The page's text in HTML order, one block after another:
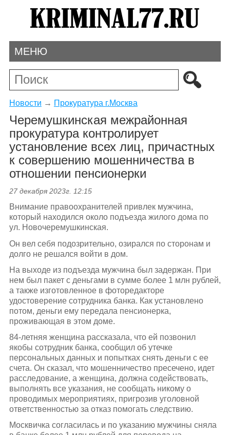
МЕНЮ
Новости → Прокуратура г.Москва
Черемушкинская межрайонная
прокуратура контролирует
установление всех лиц, причастных
к совершению мошенничества в
отношении пенсионерки
27 декабря 2023г. 12:15
Внимание правоохранителей привлек мужчина,
который находился около подъезда жилого дома по
ул. Новочеремушкинская.
Он вел себя подозрительно, озирался по сторонам и
долго не решался войти в дом.
На выходе из подъезда мужчина был задержан. При
нем был пакет с деньгами в сумме более 1 млн рублей,
а также изготовленное в фоторедакторе
удостоверение сотрудника банка. Как установлено
потом, деньги ему передала пенсионерка,
проживающая в этом доме.
84-летняя женщина рассказала, что ей позвонил
якобы сотрудник банка, сообщил об утечке
персональных данных и попытках снять деньги с ее
счета. Он сказал, что мошенничество пресечено, идет
расследование, а женщина, должна содействовать,
выполнять все указания, не сообщать никому о
проводимых мероприятиях, пригрозив уголовной
ответственностью за отказ помогать следствию.
Москвичка согласилась и по указанию мужчины сняла